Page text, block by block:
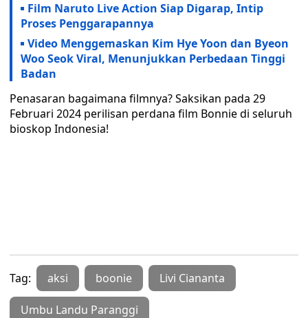
Film Naruto Live Action Siap Digarap, Intip
Proses Penggarapannya
Video Menggemaskan Kim Hye Yoon dan Byeon
Woo Seok Viral, Menunjukkan Perbedaan Tinggi
Badan
Penasaran bagaimana filmnya? Saksikan pada 29
Februari 2024 perilisan perdana film Bonnie di seluruh
bioskop Indonesia!
Tag: aksi boonie Livi Ciananta
Umbu Landu Paranggi